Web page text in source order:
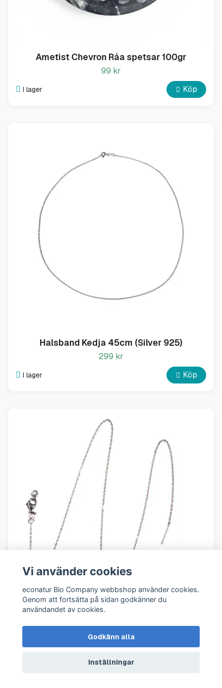
Ametist Chevron Råa spetsar 100gr
99 kr
I lager Köp
Halsband Kedja 45cm (Silver 925)
299 kr
I lager Köp
Halsband Kedja 60cm (Titanstål)
59 kr
Vi använder cookies
econatur Bio Company webbshop använder cookies.
Genom att fortsätta på sidan godkänner du
användandet av cookies.
Godkänn alla
Inställningar